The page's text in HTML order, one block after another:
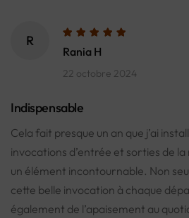
R
Rania H
22 octobre 2024
Indispensable
Cela fait presque un an que j’ai
invocations d’entrée et sorties de la
un élément incontournable. Non
cette belle invocation à chaque
également de l’apaisement au